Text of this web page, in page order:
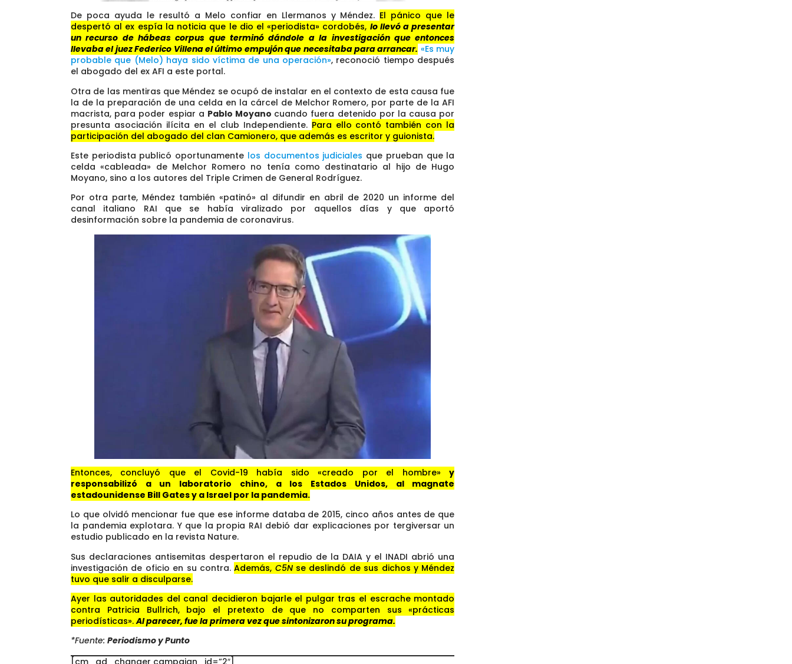
De poca ayuda le resultó a Melo confiar en Llermanos y Méndez. El pánico que le
despertó al ex espía la noticia que le dio el «periodista» cordobés, lo llevó a presentar
un recurso de hábeas corpus que terminó dándole a la investigación que entonces
llevaba el juez Federico Villena el último empujón que necesitaba para arrancar. «Es muy
probable que (Melo) haya sido víctima de una operación», reconoció tiempo después
el abogado del ex AFI a este portal.
Otra de las mentiras que Méndez se ocupó de instalar en el contexto de esta causa fue
la de la preparación de una celda en la cárcel de Melchor Romero, por parte de la AFI
macrista, para poder espiar a Pablo Moyano cuando fuera detenido por la causa por
presunta asociación ilícita en el club Independiente. Para ello contó también con la
participación del abogado del clan Camionero, que además es escritor y guionista.
Este periodista publicó oportunamente los documentos judiciales que prueban que la
celda «cableada» de Melchor Romero no tenía como destinatario al hijo de Hugo
Moyano, sino a los autores del Triple Crimen de General Rodríguez.
Por otra parte, Méndez también «patinó» al difundir en abril de 2020 un informe del
canal italiano RAI que se había viralizado por aquellos días y que aportó
desinformación sobre la pandemia de coronavirus.
Entonces, concluyó que el Covid-19 había sido «creado por el hombre»y
responsabilizó a un laboratorio chino, a los Estados Unidos, al magnate
estadounidense Bill Gates y a Israel por la pandemia.
Lo que olvidó mencionar fue que ese informe databa de 2015, cinco años antes de que
la pandemia explotara. Y que la propia RAI debió dar explicaciones por tergiversar un
estudio publicado en la revista Nature.
Sus declaraciones antisemitas despertaron el repudio de la DAIA y el INADI abrió una
investigación de oficio en su contra.Además, C5N se deslindó de sus dichos y Méndez
tuvo que salir a disculparse.
Ayer las autoridades del canal decidieron bajarle el pulgar tras el escrache montado
contra Patricia Bullrich, bajo el pretexto de que no comparten sus «prácticas
periodísticas».Al parecer, fue la primera vez que sintonizaron su programa.
*Fuente: Periodismo y Punto
[cm_ad_changer campaign_id=”2″]